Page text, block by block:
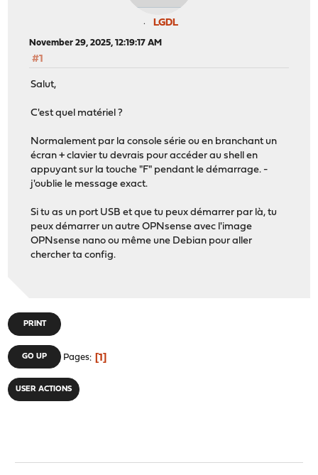
LGDL
November 29, 2025, 12:19:17 AM
#1
Salut,
C'est quel matériel ?
Normalement par la console série ou en branchant un
écran + clavier tu devrais pour accéder au shell en
appuyant sur la touche "F" pendant le démarrage. -
j'oublie le message exact.
Si tu as un port USB et que tu peux démarrer par là, tu
peux démarrer un autre OPNsense avec l'image
OPNsense nano ou même une Debian pour aller
chercher ta config.
PRINT
GO UP Pages 1
USER ACTIONS